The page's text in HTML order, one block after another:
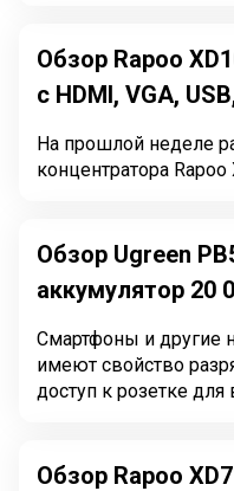
Обзор Rapoo
с HDMI, VGA,
На прошлой неделе
концентратора Rapoo
Обзор Ugreen
аккумулятор 20
Смартфоны и другие
имеют свойство
доступ к розетке для
Обзор Rapoo